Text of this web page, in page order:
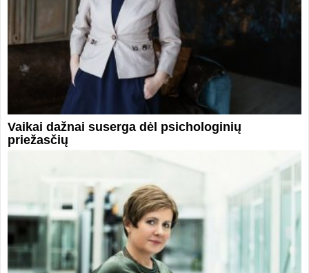
Vaikai dažnai suserga dėl psichologinių
priežasčių